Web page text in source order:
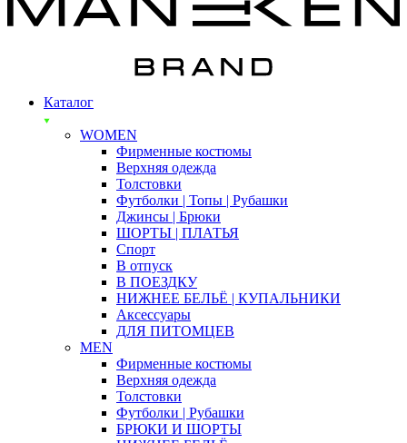
Каталог
WOMEN
Фирменные костюмы
Верхняя одежда
Толстовки
Футболки | Топы | Рубашки
Джинсы | Брюки
ШОРТЫ | ПЛАТЬЯ
Спорт
В отпуск
В ПОЕЗДКУ
НИЖНЕЕ БЕЛЬЁ | КУПАЛЬНИКИ
Аксессуары
ДЛЯ ПИТОМЦЕВ
MEN
Фирменные костюмы
Верхняя одежда
Толстовки
Футболки | Рубашки
БРЮКИ И ШОРТЫ